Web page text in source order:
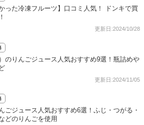
った冷凍フルーツ】口コミ人気！ ドンキで買
更新日:2024/10/28
のりんごジュース人気おすすめ9選！瓶詰めや
更新日:2024/11/05
ごジュース人気おすすめ6選！ふじ・つがる・
どのりんごを使用